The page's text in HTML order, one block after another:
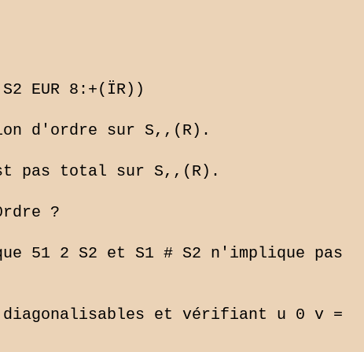
EUR 8:+(ÏR))
d'ordre sur S,,(R).
pas total sur S,,(R).
?
51 2 S2 et S1 # S2 n'implique pas
diagonalisables et vérifiant u 0 v =